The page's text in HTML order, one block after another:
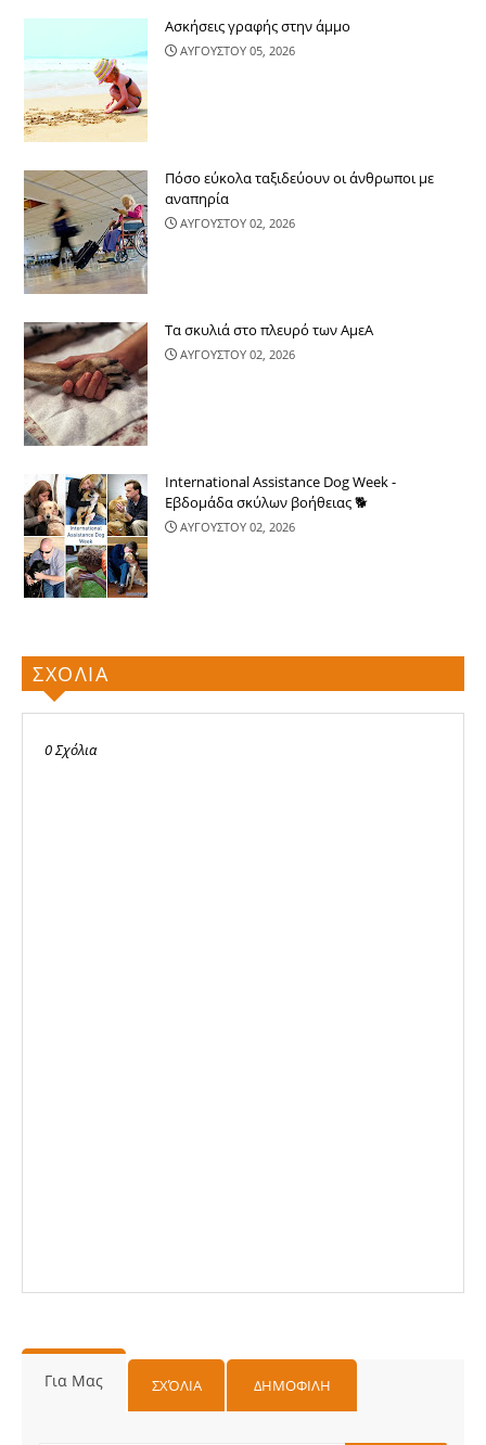
Ασκήσεις γραφής στην άμμο
ΑΥΓΟΥΣΤΟΥ 05, 2026
Πόσο εύκολα ταξιδεύουν οι άνθρωποι με
αναπηρία
ΑΥΓΟΥΣΤΟΥ 02, 2026
Τα σκυλιά στο πλευρό των ΑμεΑ
ΑΥΓΟΥΣΤΟΥ 02, 2026
International Assistance Dog Week -
Εβδομάδα σκύλων βοήθειας 🐕
ΑΥΓΟΥΣΤΟΥ 02, 2026
ΣΧΟΛΙΑ
0 Σχόλια
Για Μας ΣΧΌΛΙΑ ΔΗΜΟΦΙΛΗ